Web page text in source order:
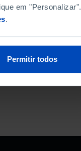
em "Personalizar".
.
Permitir todos
ORDENAR POR